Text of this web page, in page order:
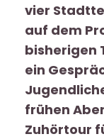
vier
auf dem
bisherigen
ein
frühen
Zuhörtour